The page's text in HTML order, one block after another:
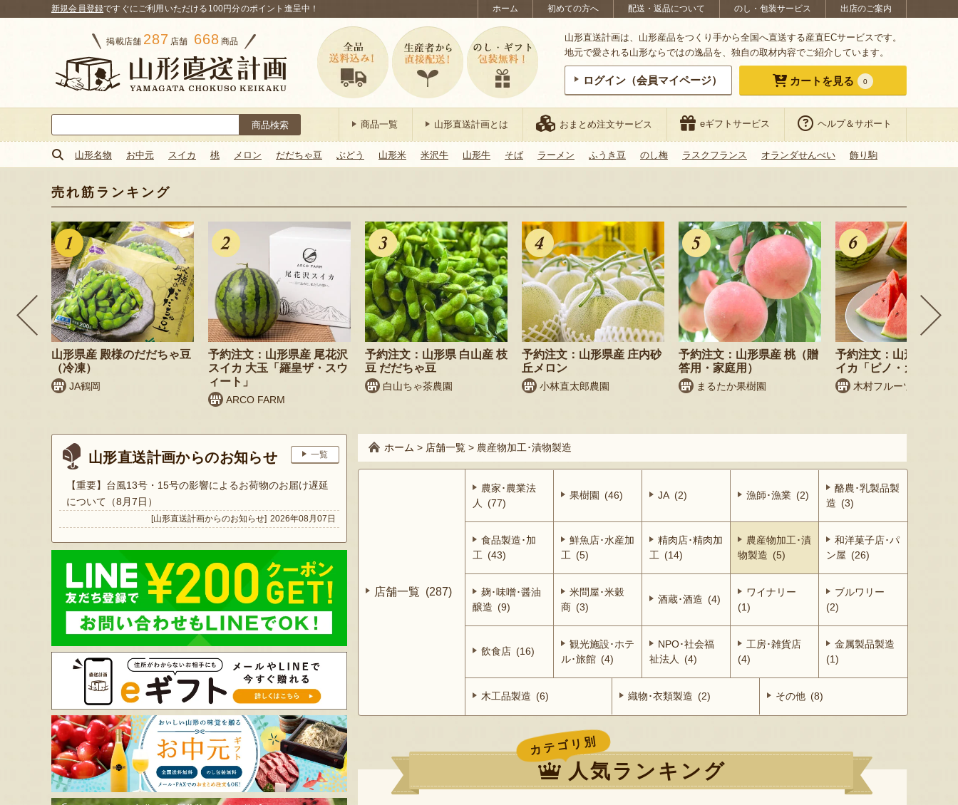
ホーム 初めての方へ 配送・返品について のし・包装サービス 出店のご案内
新規会員登録ですぐにご利用いただける100円分のポイント進呈中！
掲載店舗 287 店舗 668 商品
山形直送計画は、山形産品をつくり手から全国へ直送する産直ECサービスです。
地元で愛される山形ならではの逸品を、独自の取材内容でご紹介しています。
ログイン（会員マイページ） カートを見る 0
索:
商品一覧 山形直送計画とは おまとめ注文サービス eギフトサービス ヘルプ＆サポート
山形名物 お中元 スイカ 桃 メロン だだちゃ豆 ぶどう 山形米 米沢牛 山形牛 そば ラーメン ふうき豆 のし梅 ラスクフランス オランダせんべい 飾り駒
売れ筋ランキング
山形県産 殿様のだだちゃ豆
（冷凍）
JA鶴岡
予約注文：山形県産 尾花沢
スイカ 大玉「羅皇ザ・スウ
ィート」
ARCO FARM
予約注文：山形県 白山産 枝
豆 だだちゃ豆
白山ちゃ茶農園
予約注文：山形県産 庄内砂
丘メロン
小林直太郎農園
予約注文：山形県産 桃（贈
答用・家庭用）
まるたか果樹園
予約注文：山形県産 小
イカ「ピノ・ガール」
木村フルーツ
山形直送計画からのお知らせ 一覧
【重要】台風13号・15号の影響によるお荷物のお届け遅延
について（8月7日）
[山形直送計画からのお知らせ] 2026年08月07日
ホーム > 店舗一覧 > 農産物加工･漬物製造
店舗一覧 (287)
農家･農業法
人 (77)
果樹園 (46) JA (2) 漁師･漁業 (2)
酪農･乳製品製
造 (3)
食品製造･加
工 (43)
鮮魚店･水産加
工 (5)
精肉店･精肉加
工 (14)
農産物加工･漬
物製造 (5)
和洋菓子店･パ
ン屋 (26)
麹･味噌･醤油
醸造 (9)
米問屋･米穀
商 (3)
酒蔵･酒造 (4)
ワイナリー
(1)
ブルワリー
(2)
飲食店 (16)
観光施設･ホテ
ル･旅館 (4)
NPO･社会福
祉法人 (4)
工房･雑貨店
(4)
金属製品製造
(1)
木工品製造 (6) 織物･衣類製造 (2) その他 (8)
カテゴリ別
人気ランキング